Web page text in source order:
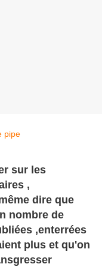
sur les
,
dire que
nombre de
,enterrées
plus et qu'on